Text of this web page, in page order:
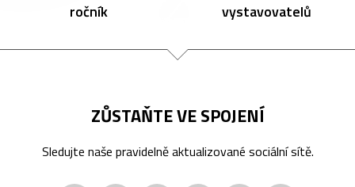
ročník vystavovatelů
ZŮSTAŇTE VE SPOJENÍ
Sledujte naše pravidelně aktualizované sociální sítě.